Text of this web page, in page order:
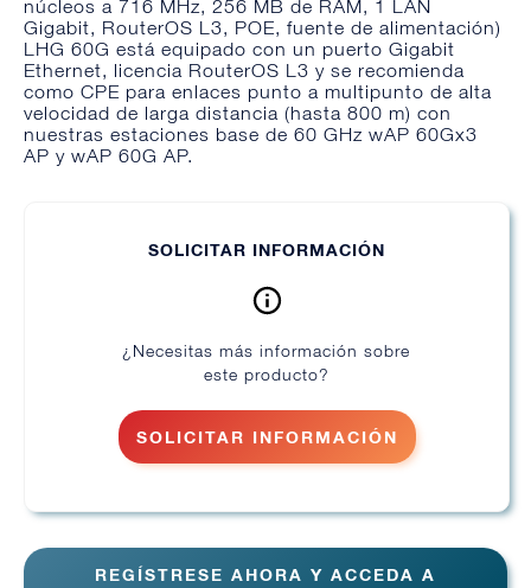
núcleos a 716 MHz, 256 MB de RAM, 1 LAN
Gigabit, RouterOS L3, POE, fuente de alimentación)
LHG 60G está equipado con un puerto Gigabit
Ethernet, licencia RouterOS L3 y se recomienda
como CPE para enlaces punto a multipunto de alta
velocidad de larga distancia (hasta 800 m) con
nuestras estaciones base de 60 GHz wAP 60Gx3
AP y wAP 60G AP.
SOLICITAR INFORMACIÓN
¿Necesitas más información sobre
este producto?
SOLICITAR INFORMACIÓN
REGÍSTRESE AHORA Y ACCEDA A